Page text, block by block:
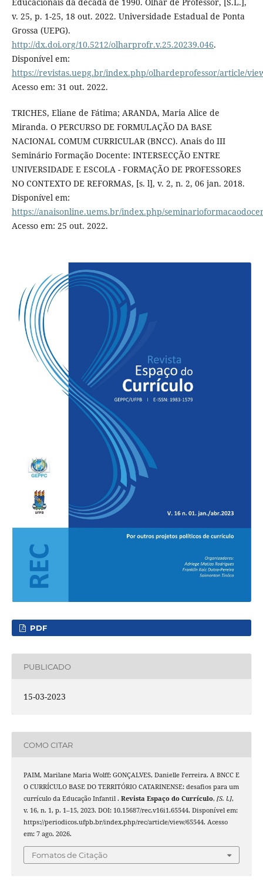
v. 25, p. 1-25, 18 out. 2022. Universidade Estadual de Ponta
Grossa (UEPG).
http://dx.doi.org/10.5212/olharprofr.v.25.20239.046.
Disponível em:
https://revistas.uepg.br/index.php/olhardeprofessor/article/
Acesso em: 31 out. 2022.
TRICHES, Eliane de Fátima; ARANDA, Maria Alice de
Miranda. O PERCURSO DE FORMULAÇÃO DA BASE
NACIONAL COMUM CURRICULAR (BNCC). Anais do III
Seminário Formação Docente: INTERSECÇÃO ENTRE
UNIVERSIDADE E ESCOLA - FORMAÇÃO DE PROFESSORES
NO CONTEXTO DE REFORMAS, [s. l], v. 2, n. 2, 06 jan. 2018.
Disponível em:
https://anaisonline.uems.br/index.php/
Acesso em: 25 out. 2022.
PDF
PUBLICADO
15-03-2023
COMO CITAR
PAIM, Marilane Maria Wolff; GONÇALVES, Danielle Ferreira. A BNCC E
O CURRÍCULO BASE DO TERRITÓRIO CATARINENSE: desafios para um
currículo da Educação Infantil . Revista Espaço do Currículo, [S. l.],
v. 16, n. 1, p. 1–15, 2023. DOI: 10.15687/rec.v16i1.65544. Disponível em:
https://periodicos.ufpb.br/index.php/rec/article/view/65544. Acesso
em: 7 ago. 2026.
Fomatos de Citação